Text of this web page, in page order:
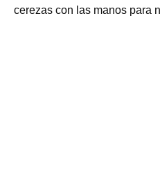
cerezas con las manos para